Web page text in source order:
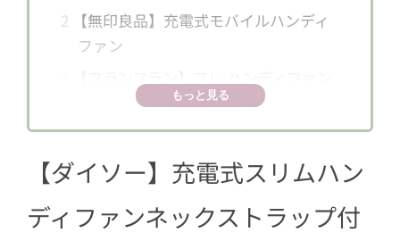
2 【無印良品】充電式モバイルハンディ
ファン
【フランフラン】フレ アイスタッチハ
ンディファン
5【スリーコインズ】ハンディファンス
6
【スリーコインズ】コンパクトハンデ
もっと見る
【ダイソー】充電式スリムハン
ディファンネックストラップ付